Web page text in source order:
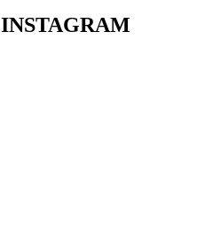
INSTAGRAM